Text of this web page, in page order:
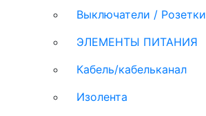
Выключатели / Розетки
ЭЛЕМЕНТЫ ПИТАНИЯ
Кабель/кабельканал
Изолента